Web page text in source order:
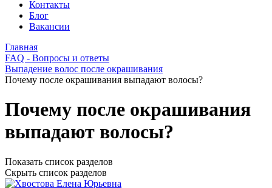
Контакты
Блог
Вакансии
Главная
FAQ - Вопросы и ответы
Выпадение волос после окрашивания
Почему после окрашивания выпадают волосы?
Почему после окрашивания
выпадают волосы?
Показать список разделов
Скрыть список разделов